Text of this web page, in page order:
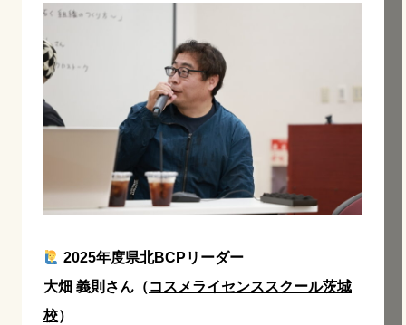
2025年度県北BCPリーダー
大畑 義則さん（コスメライセンススクール茨城
校）